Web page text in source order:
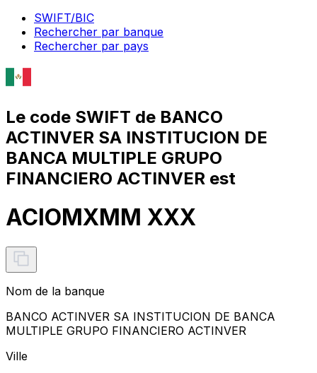
SWIFT/BIC
Rechercher par banque
Rechercher par pays
Le code SWIFT de BANCO
ACTINVER SA INSTITUCION DE
BANCA MULTIPLE GRUPO
FINANCIERO ACTINVER est
ACIOMXMM XXX
Nom de la banque
BANCO ACTINVER SA INSTITUCION DE BANCA
MULTIPLE GRUPO FINANCIERO ACTINVER
Ville